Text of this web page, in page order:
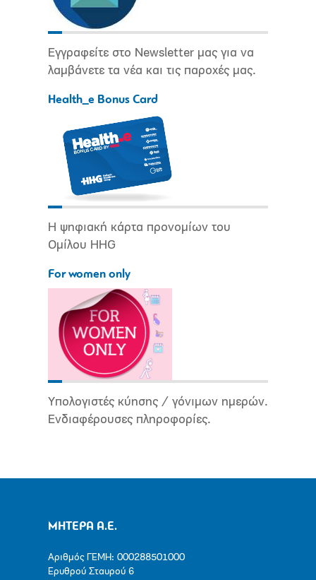
Εγγραφείτε στο Newsletter μας για να
λαμβάνετε τα νέα και τις παροχές μας.
Health_e Bonus Card
Η ψηφιακή κάρτα προνομίων του
Ομίλου HHG
For women only
Υπολογιστές κύησης / γόνιμων ημερών.
Ενδιαφέρουσες πληροφορίες.
ΜΗΤΕΡΑ Α.Ε.
Αριθμός ΓΕΜΗ: 000288501000
Ερυθρού Σταυρού 6